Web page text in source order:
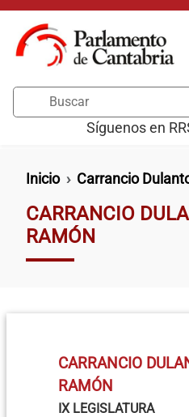
Pasar al contenido principal
Síguenos en
Ruta de
Inicio Carrancio
CARRANCIO
RAMÓN
CARRANCIO
RAMÓN
IX LEGISLATURA